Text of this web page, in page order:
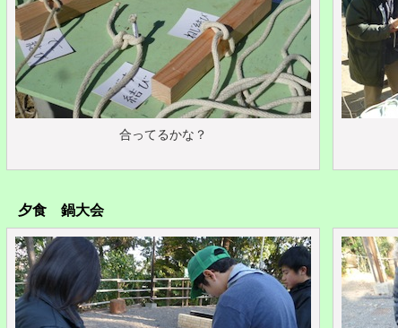
合ってるかな？
夕食 鍋大会